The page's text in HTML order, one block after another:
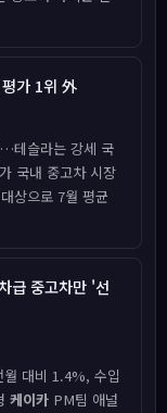
가 1위 外
…테슬라는 강세 국
국내 중고차 시장
상으로 7월 평균
급 중고차만 '선
월 대비 1.4%, 수입
케이카 PM팀 애널